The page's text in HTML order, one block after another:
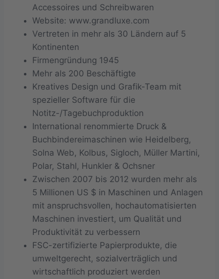
Accessoires und Schreibwaren
Website: www.grandluxe.com
Vertreten in mehr als 30 Ländern auf 5
Kontinenten
Firmengründung 1945
Mehr als 200 Beschäftigte
Kreatives Design und Grafik-Team mit
spezieller Software für die
Notitz-/Tagebuchproduktion
International renommierte Druck &
Buchbindereimaschinen wie Heidelberg,
Solna Web, Kolbus, Sigloch, Müller Martini,
Polar, Stahl, Hunkler & Ochsner
Zwischen 2007 bis 2012 wurden mehr als
5 Millionen US $ in Maschinen und Anlagen
mit anspruchsvollen, hochautomatisierten
Maschinen investiert, um Qualität und
Produktivität zu verbessern
FSC-zertifizierte Papierprodukte, die
umweltgerecht, sozialverträglich und
wirtschaftlich produziert werden